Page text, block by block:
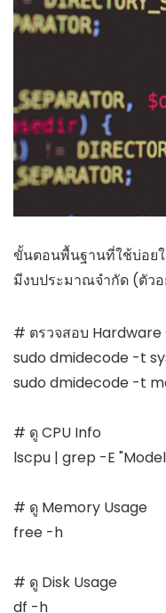
ขั้นตอนพื้นฐานที่ใช้บ่อยใ
มีงบประมาณจำกัด (ตัวอ
# ตรวจสอบ Hardware
sudo dmidecode -t
sudo dmidecode -t
# ดู CPU Info
lscpu | grep -E
# ดู Memory Usage
free -h
# ดู Disk Usage
df -h